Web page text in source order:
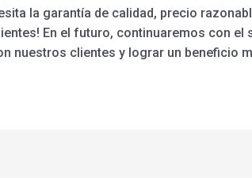
la garantía de calidad, precio
En el futuro, continuaremos con
nuestros clientes y lograr un beneficio